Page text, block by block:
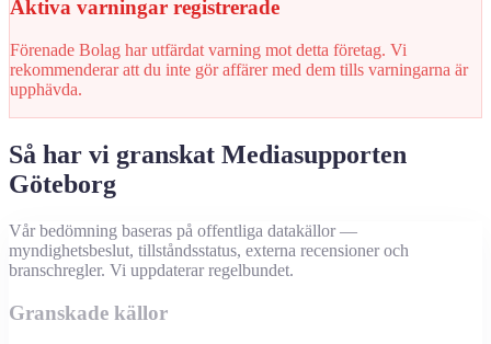
Aktiva varningar registrerade
Förenade Bolag har utfärdat varning mot detta företag. Vi
rekommenderar att du inte gör affärer med dem tills varningarna är
upphävda.
Så har vi granskat Mediasupporten
Göteborg
Vår bedömning baseras på offentliga datakällor —
myndighetsbeslut, tillståndsstatus, externa recensioner och
branschregler. Vi uppdaterar regelbundet.
Granskade källor